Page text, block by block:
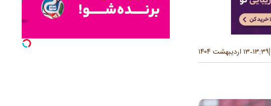
۱۳:۳۹-۱۳ اردیبهشت ۱۴۰۴